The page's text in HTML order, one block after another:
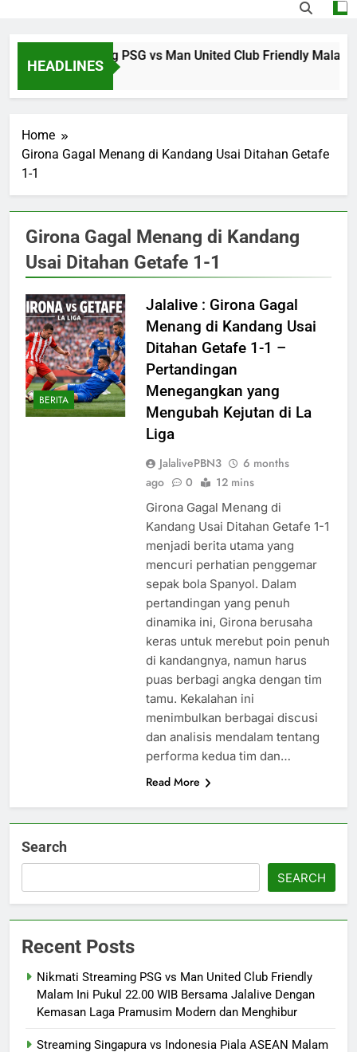
HEADLINES
Nikmati Streaming PSG vs Man United Club Friendly
5 Hours Ago
Home
Girona Gagal Menang di Kandang Usai Ditahan Getafe
1-1
Girona Gagal Menang di Kandang
Usai Ditahan Getafe 1-1
BERITA
Jalalive : Girona Gagal
Menang di Kandang Usai
Ditahan Getafe 1-1 –
Pertandingan
Menegangkan yang
Mengubah Kejutan di La
Liga
JalalivePBN3
6 months
ago
0 12 mins
Girona Gagal Menang di
Kandang Usai Ditahan Getafe 1-1
menjadi berita utama yang
mencuri perhatian penggemar
sepak bola Spanyol. Dalam
pertandingan yang penuh
dinamika ini, Girona berusaha
keras untuk merebut poin penuh
di kandangnya, namun harus
puas berbagi angka dengan tim
tamu. Kekalahan ini
menimbulkan berbagai discusi
dan analisis mendalam tentang
performa kedua tim dan…
Read More
Search
SEARCH
Recent Posts
Nikmati Streaming PSG vs Man United Club Friendly
Malam Ini Pukul 22.00 WIB Bersama Jalalive Dengan
Kemasan Laga Pramusim Modern dan Menghibur
Streaming Singapura vs Indonesia Piala ASEAN Malam